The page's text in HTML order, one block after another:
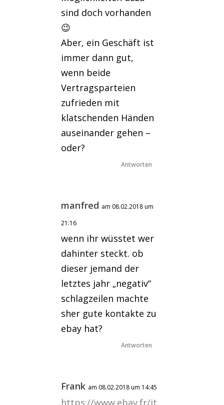
sind doch vorhanden
😉
Aber, ein Geschäft ist
immer dann gut,
wenn beide
Vertragsparteien
zufrieden mit
klatschenden Händen
auseinander gehen –
oder?
Antworten
manfred am 08.02.2018 um
21:16
wenn ihr wüsstet wer
dahinter steckt. ob
dieser jemand der
letztes jahr „negativ“
schlagzeilen machte
sher gute kontakte zu
ebay hat?
Antworten
Frank am 08.02.2018 um 14:45
https://www.ebay.fr/it